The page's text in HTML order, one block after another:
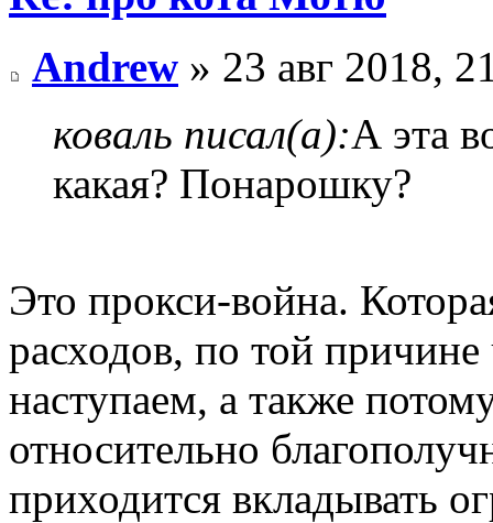
Andrew » 23 авг 2018,
коваль писал(а):А эта
какая? Понарошку?
Это прокси-война.
расходов, по той
наступаем, а также
относительно
приходится вкладывать